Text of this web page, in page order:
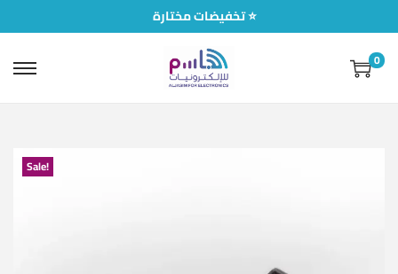
تخفيضات مختارة ⭐
0
Sale!